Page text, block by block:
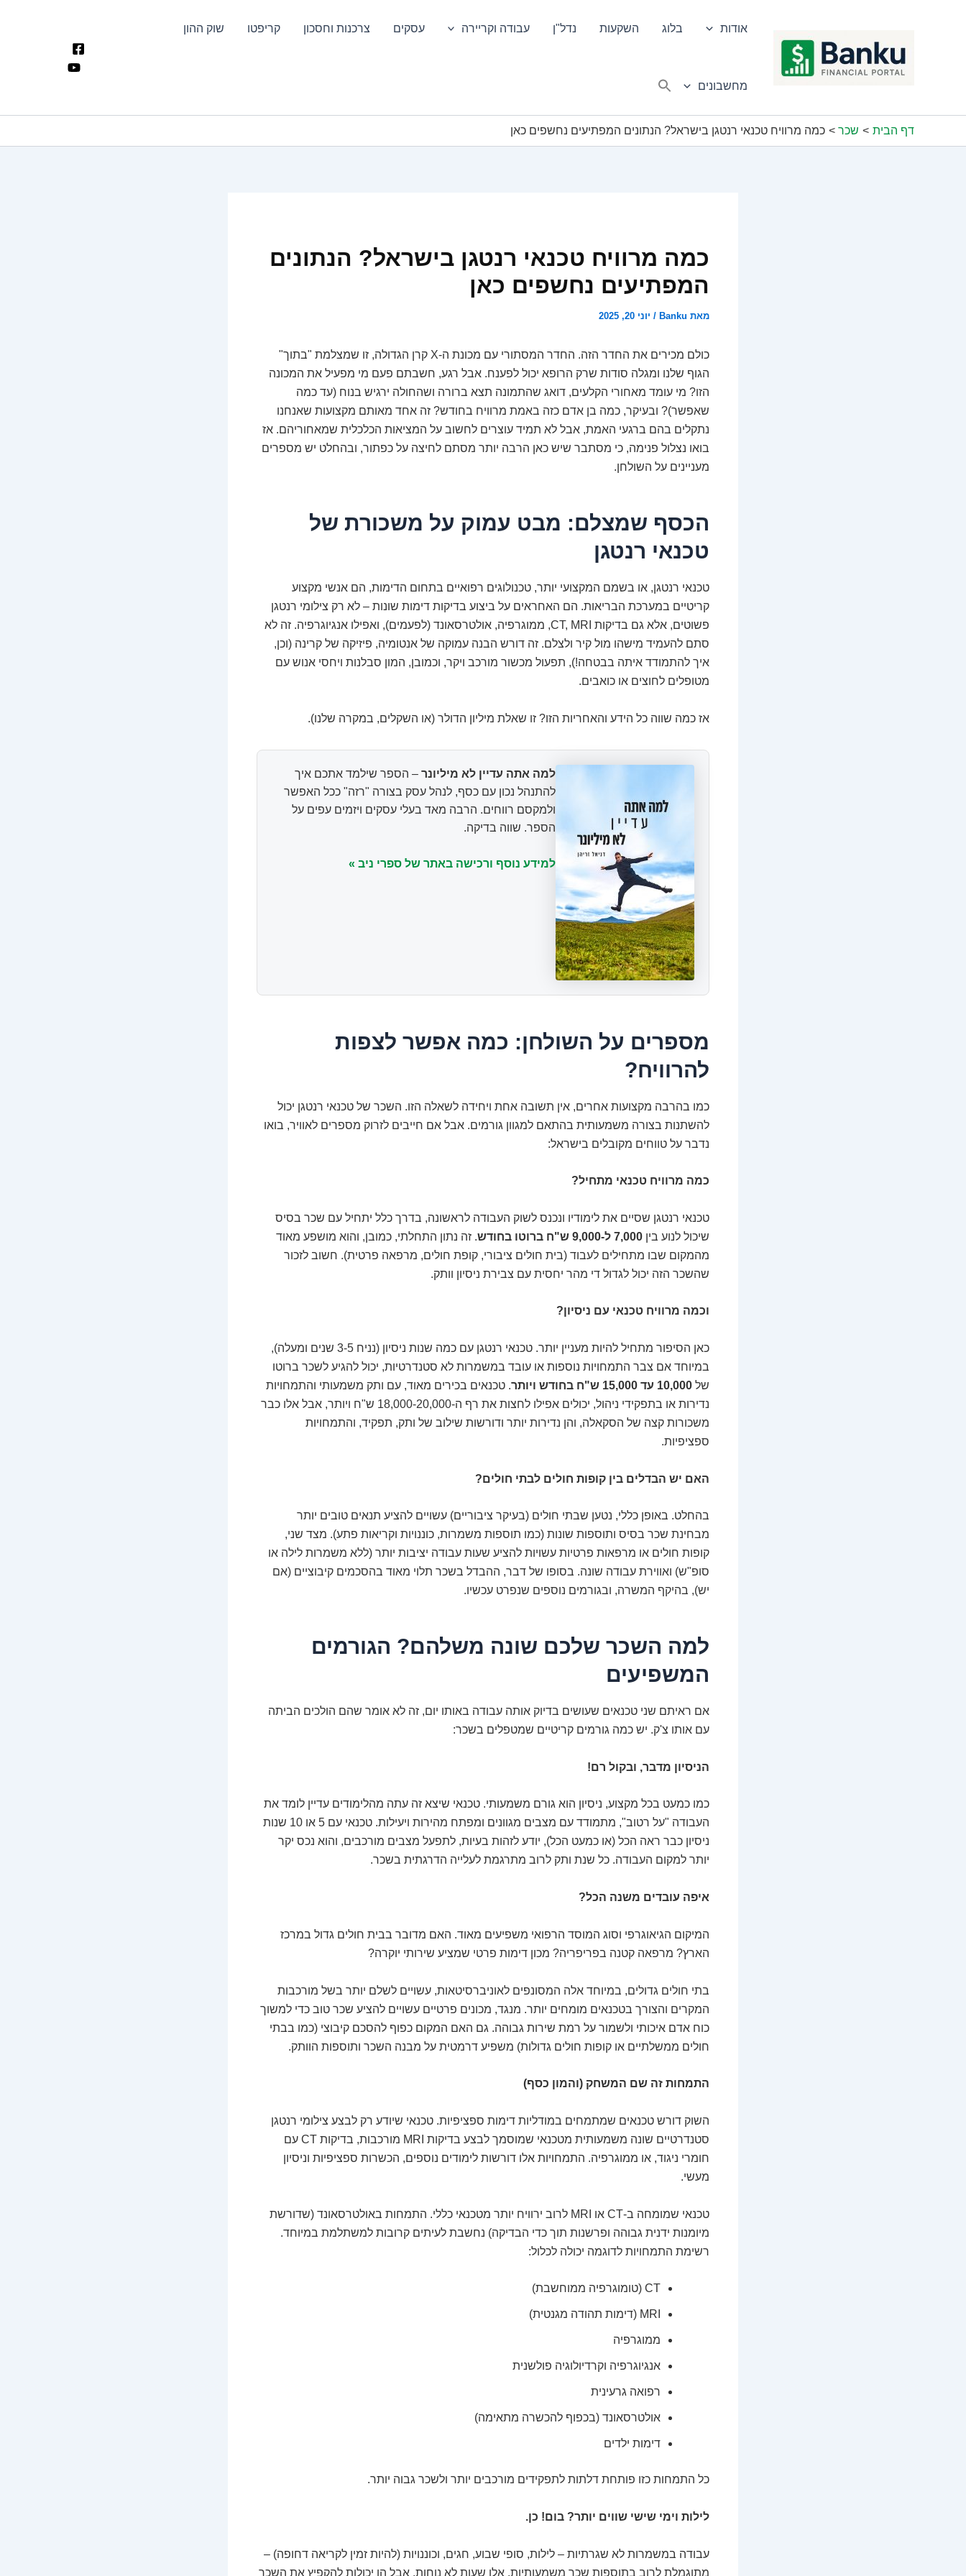
אודות בלוג השקעות נדל"ן עבודה וקריירה עסקים צרכנות וחסכון קריפטו שוק ההון
מחשבונים
דף הבית שכר כמה מרוויח טכנאי רנטגן בישראל? הנתונים המפתיעים נחשפים כאן
כמה מרוויח טכנאי רנטגן בישראל? הנתונים
המפתיעים נחשפים כאן
מאת Banku
/ יוני 20, 2025
כולם מכירים את החדר הזה. החדר המסתורי עם מכונת ה-X קרן הגדולה, זו שמצלמת "בתוך"
הגוף שלנו ומגלה סודות שרק הרופא יכול לפענח. אבל רגע, חשבתם פעם מי מפעיל את המכונה
הזו? מי עומד מאחורי הקלעים, דואג שהתמונה תצא ברורה ושהחולה ירגיש בנוח (עד כמה
שאפשר)? ובעיקר, כמה בן אדם כזה באמת מרוויח בחודש? זה אחד מאותם מקצועות שאנחנו
נתקלים בהם ברגעי האמת, אבל לא תמיד עוצרים לחשוב על המציאות הכלכלית שמאחוריהם. אז
בואו נצלול פנימה, כי מסתבר שיש כאן הרבה יותר מסתם לחיצה על כפתור, ובהחלט יש מספרים
מעניינים על השולחן.
הכסף שמצלם: מבט עמוק על משכורת של
טכנאי רנטגן
טכנאי רנטגן, או בשמם המקצועי יותר, טכנולוגים רפואיים בתחום הדימות, הם אנשי מקצוע
קריטיים במערכת הבריאות. הם האחראים על ביצוע בדיקות דימות שונות – לא רק צילומי רנטגן
פשוטים, אלא גם בדיקות CT, MRI, ממוגרפיה, אולטרסאונד (לפעמים), ואפילו אנגיוגרפיה. זה לא
סתם להעמיד מישהו מול קיר ולצלם. זה דורש הבנה עמוקה של אנטומיה, פיזיקה של קרינה (וכן,
איך להתמודד איתה בבטחה!), תפעול מכשור מורכב ויקר, וכמובן, המון סבלנות ויחסי אנוש עם
מטופלים לחוצים או כואבים.
אז כמה שווה כל הידע והאחריות הזו? זו שאלת מיליון הדולר (או השקלים, במקרה שלנו).
למה אתה עדיין לא מיליונר – הספר שילמד אתכם איך
להתנהל נכון עם כסף, לנהל עסק בצורה "רזה" ככל האפשר
ולמקסם רווחים. הרבה מאד בעלי עסקים ויזמים עפים על
הספר. שווה בדיקה.
למידע נוסף ורכישה באתר של ספרי ניב »
מספרים על השולחן: כמה אפשר לצפות
להרוויח?
כמו בהרבה מקצועות אחרים, אין תשובה אחת ויחידה לשאלה הזו. השכר של טכנאי רנטגן יכול
להשתנות בצורה משמעותית בהתאם למגוון גורמים. אבל אם חייבים לזרוק מספרים לאוויר, בואו
נדבר על טווחים מקובלים בישראל:
כמה מרוויח טכנאי מתחיל?
טכנאי רנטגן שסיים את לימודיו ונכנס לשוק העבודה לראשונה, בדרך כלל יתחיל עם שכר בסיס
שיכול לנוע בין 7,000 ל-9,000 ש"ח ברוטו בחודש
. זה נתון התחלתי, כמובן, והוא מושפע מאוד
מהמקום שבו מתחילים לעבוד (בית חולים ציבורי, קופת חולים, מרפאה פרטית). חשוב לזכור
שהשכר הזה יכול לגדול די מהר יחסית עם צבירת ניסיון וותק.
וכמה מרוויח טכנאי עם ניסיון?
כאן הסיפור מתחיל להיות מעניין יותר. טכנאי רנטגן עם כמה שנות ניסיון (נניח 3-5 שנים ומעלה),
במיוחד אם צבר התמחויות נוספות או עובד במשמרות לא סטנדרטיות, יכול להגיע לשכר ברוטו
של 10,000 עד 15,000 ש"ח בחודש ויותר
. טכנאים בכירים מאוד, עם ותק משמעותי והתמחויות
נדירות או בתפקידי ניהול, יכולים אפילו לחצות את רף ה-18,000-20,000 ש"ח ויותר, אבל אלו כבר
משכורות קצה של הסקאלה, והן נדירות יותר ודורשות שילוב של ותק, תפקיד, והתמחויות
ספציפיות.
האם יש הבדלים בין קופות חולים לבתי חולים?
בהחלט. באופן כללי, נטען שבתי חולים (בעיקר ציבוריים) עשויים להציע תנאים טובים יותר
מבחינת שכר בסיס ותוספות שונות (כמו תוספות משמרות, כוננויות וקריאות פתע). מצד שני,
קופות חולים או מרפאות פרטיות עשויות להציע שעות עבודה יציבות יותר (ללא משמרות לילה או
סופ"ש) ואווירת עבודה שונה. בסופו של דבר, ההבדל בשכר תלוי מאוד בהסכמים קיבוציים (אם
יש), בהיקף המשרה, ובגורמים נוספים שנפרט עכשיו.
למה השכר שלכם שונה משלהם? הגורמים
המשפיעים
אם ראיתם שני טכנאים שעושים בדיוק אותה עבודה באותו יום, זה לא אומר שהם הולכים הביתה
עם אותו צ'ק. יש כמה גורמים קריטיים שמטפלים בשכר:
הניסיון מדבר, ובקול רם!
כמו כמעט בכל מקצוע, ניסיון הוא גורם משמעותי. טכנאי שיצא זה עתה מהלימודים עדיין לומד את
העבודה "על רטוב", מתמודד עם מצבים מגוונים ומפתח מהירות ויעילות. טכנאי עם 5 או 10 שנות
ניסיון כבר ראה הכל (או כמעט הכל), יודע לזהות בעיות, לתפעל מצבים מורכבים, והוא נכס יקר
יותר למקום העבודה. כל שנת ותק לרוב מתרגמת לעלייה הדרגתית בשכר.
איפה עובדים משנה הכל?
המיקום הגיאוגרפי וסוג המוסד הרפואי משפיעים מאוד. האם מדובר בבית חולים גדול במרכז
הארץ? מרפאה קטנה בפריפריה? מכון דימות פרטי שמציע שירותי יוקרה?
בתי חולים גדולים, במיוחד אלה המסונפים לאוניברסיטאות, עשויים לשלם יותר בשל מורכבות
המקרים והצורך בטכנאים מומחים יותר. מנגד, מכונים פרטיים עשויים להציע שכר טוב כדי למשוך
כוח אדם איכותי ולשמור על רמת שירות גבוהה. גם האם המקום כפוף להסכם קיבוצי (כמו בבתי
חולים ממשלתיים או קופות חולים גדולות) משפיע דרמטית על מבנה השכר ותוספות הוותק.
התמחות זה שם המשחק (והמון כסף)
השוק דורש טכנאים שמתמחים במודליות דימות ספציפיות. טכנאי שיודע רק לבצע צילומי רנטגן
סטנדרטיים שונה משמעותית מטכנאי שמוסמך לבצע בדיקות MRI מורכבות, בדיקות CT עם
חומרי ניגוד, או ממוגרפיה. התמחויות אלו דורשות לימודים נוספים, הכשרות ספציפיות וניסיון
מעשי.
טכנאי שמומחה ב-CT או MRI לרוב ירוויח יותר מטכנאי כללי. התמחות באולטרסאונד (שדורשת
מיומנות ידנית גבוהה ופרשנות תוך כדי הבדיקה) נחשבת לעיתים קרובות למשתלמת במיוחד.
רשימת התמחויות לדוגמה יכולה לכלול:
CT (טומוגרפיה ממוחשבת)
MRI (דימות תהודה מגנטית)
ממוגרפיה
אנגיוגרפיה וקרדיולוגיה פולשנית
רפואה גרעינית
אולטרסאונד (בכפוף להכשרה מתאימה)
דימות ילדים
כל התמחות כזו פותחת דלתות לתפקידים מורכבים יותר ולשכר גבוה יותר.
לילות וימי שישי שווים יותר? בום! כן.
עבודה במשמרות לא שגרתיות – לילות, סופי שבוע, חגים, וכוננויות (להיות זמין לקריאה דחופה) –
מתוגמלת לרוב בתוספות שכר משמעותיות. אלו שעות לא נוחות, אבל הן יכולות להקפיץ את השכר